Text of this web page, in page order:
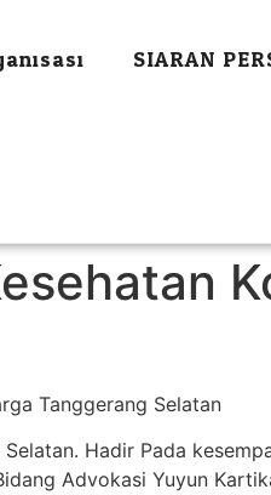
SIARAN
Tanggerang Selatan
Hadir Pada
Advokasi Yuyun